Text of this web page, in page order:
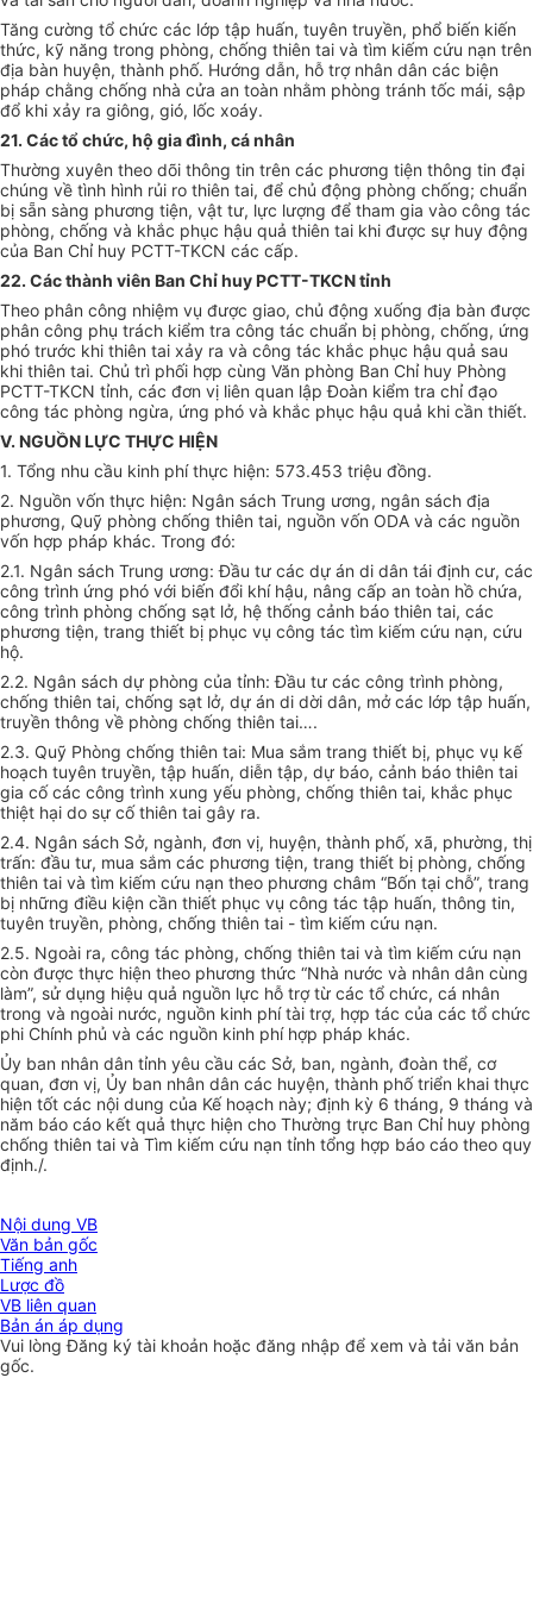
Tăng cường tổ chức các lớp tập huấn, tuyên truyền, phổ biến kiến
thức, kỹ năng trong phòng, chống thiên tai và tìm kiếm cứu nạn trên
địa bàn huyện, thành phố. Hướng dẫn, hỗ trợ nhân dân các biện
pháp chằng chống nhà cửa an toàn nhằm phòng tránh tốc mái, sập
đổ khi xảy ra giông, gió, lốc xoáy.
21. Các tổ chức, hộ gia đình, cá nhân
Thường xuyên theo dõi thông tin trên các phương tiện thông tin đại
chúng về tình hình rủi ro thiên tai, để chủ động phòng chống; chuẩn
bị sẵn sàng phương tiện, vật tư, lực lượng để tham gia vào công tác
phòng, chống và khắc phục hậu quả thiên tai khi được sự huy động
của Ban Chỉ huy PCTT-TKCN các cấp.
22. Các thành viên Ban Chỉ huy PCTT-TKCN tỉnh
Theo phân công nhiệm vụ được giao, chủ động xuống địa bàn được
phân công phụ trách kiểm tra công tác chuẩn bị phòng, chống, ứng
phó trước khi thiên tai xảy ra và công tác khắc phục hậu quả sau
khi thiên tai. Chủ trì phối hợp cùng Văn phòng Ban Chỉ huy Phòng
PCTT-TKCN tỉnh, các đơn vị liên quan lập Đoàn kiểm tra chỉ đạo
công tác phòng ngừa, ứng phó và khắc phục hậu quả khi cần thiết.
V. NGUỒN LỰC THỰC HIỆN
1. Tổng nhu cầu kinh phí thực hiện: 573.453 triệu đồng.
2. Nguồn vốn thực hiện: Ngân sách Trung ương, ngân sách địa
phương, Quỹ phòng chống thiên tai, nguồn vốn ODA và các nguồn
vốn hợp pháp khác. Trong đó:
2.1. Ngân sách Trung ương: Đầu tư các dự án di dân tái định cư, các
công trình ứng phó với biến đổi khí hậu, nâng cấp an toàn hồ chứa,
công trình phòng chống sạt lở, hệ thống cảnh báo thiên tai, các
phương tiện, trang thiết bị phục vụ công tác tìm kiếm cứu nạn, cứu
hộ.
2.2. Ngân sách dự phòng của tỉnh: Đầu tư các công trình phòng,
chống thiên tai, chống sạt lở, dự án di dời dân, mở các lớp tập huấn,
truyền thông về phòng chống thiên tai….
2.3. Quỹ Phòng chống thiên tai: Mua sắm trang thiết bị, phục vụ kế
hoạch tuyên truyền, tập huấn, diễn tập, dự báo, cảnh báo thiên tai
gia cố các công trình xung yếu phòng, chống thiên tai, khắc phục
thiệt hại do sự cố thiên tai gây ra.
2.4. Ngân sách Sở, ngành, đơn vị, huyện, thành phố, xã, phường, thị
trấn: đầu tư, mua sắm các phương tiện, trang thiết bị phòng, chống
thiên tai và tìm kiếm cứu nạn theo phương châm “Bốn tại chỗ”, trang
bị những điều kiện cần thiết phục vụ công tác tập huấn, thông tin,
tuyên truyền, phòng, chống thiên tai - tìm kiếm cứu nạn.
2.5. Ngoài ra, công tác phòng, chống thiên tai và tìm kiếm cứu nạn
còn được thực hiện theo phương thức “Nhà nước và nhân dân cùng
làm”, sử dụng hiệu quả nguồn lực hỗ trợ từ các tổ chức, cá nhân
trong và ngoài nước, nguồn kinh phí tài trợ, hợp tác của các tổ chức
phi Chính phủ và các nguồn kinh phí hợp pháp khác.
Ủy ban nhân dân tỉnh yêu cầu các Sở, ban, ngành, đoàn thể, cơ
quan, đơn vị, Ủy ban nhân dân các huyện, thành phố triển khai thực
hiện tốt các nội dung của Kế hoạch này; định kỳ 6 tháng, 9 tháng và
năm báo cáo kết quả thực hiện cho Thường trực Ban Chỉ huy phòng
chống thiên tai và Tìm kiếm cứu nạn tỉnh tổng hợp báo cáo theo quy
định./.
Nội dung VB
Văn bản gốc
Tiếng anh
Lược đồ
VB liên quan
Bản án áp dụng
Vui lòngĐăng ký tài khoản hoặc đăng nhập để xem và tải văn bản
gốc.